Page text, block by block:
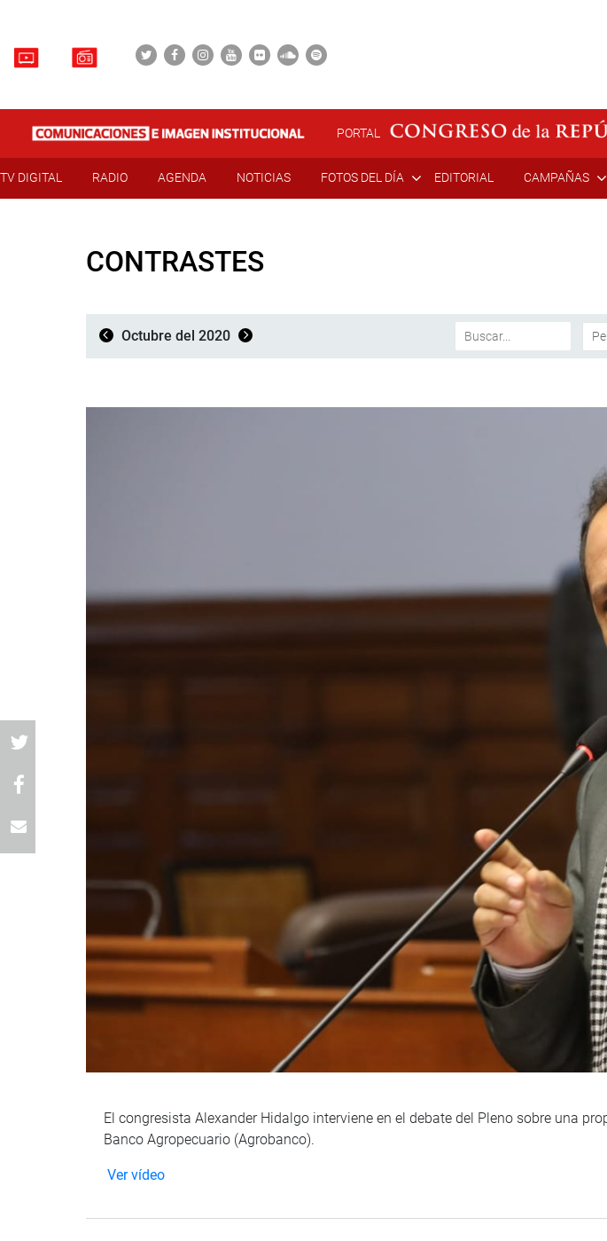
PORTAL
TV DIGITAL RADIO AGENDA NOTICIAS FOTOS DEL DÍA EDITORIAL CAMPAÑAS
CONTRASTES
Octubre del 2020
El congresista Alexander Hidalgo interviene en el debate del Pleno sobre una
Banco Agropecuario (Agrobanco).
Ver vídeo